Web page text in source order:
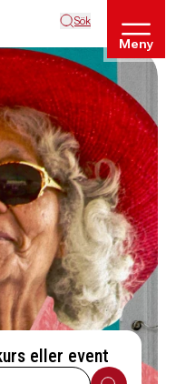
Sök
Meny
eller event